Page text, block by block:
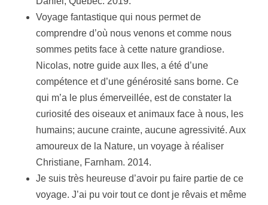
Voyage fantastique qui nous permet de
comprendre d’où nous venons et comme nous
sommes petits face à cette nature grandiose.
Nicolas, notre guide aux Iles, a été d’une
compétence et d’une générosité sans borne. Ce
qui m’a le plus émerveillée, est de constater la
curiosité des oiseaux et animaux face à nous, les
humains; aucune crainte, aucune agressivité. Aux
amoureux de la Nature, un voyage à réaliser
Christiane, Farnham. 2014.
Je suis très heureuse d’avoir pu faire partie de ce
voyage. J’ai pu voir tout ce dont je rêvais et même